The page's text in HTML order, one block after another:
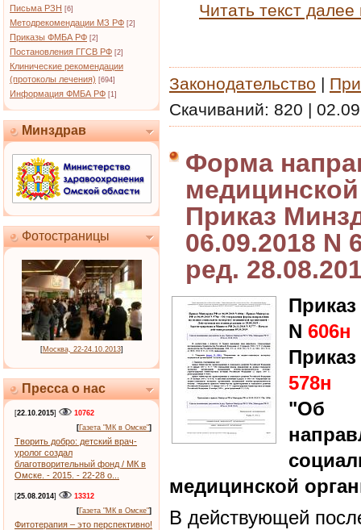
Письма РЗН [6]
Методрекомендации МЗ РФ [2]
Приказы ФМБА РФ [2]
Постановления ГГСВ РФ [2]
Клинические рекомендации
(протоколы лечения) [694]
Информация ФМБА РФ [1]
Минздрав
Фотостраницы
[Москва, 22-24.10.2013]
Пресса о нас
[22.10.2015]
10762
[Газета "МК в Омске"]
Творить добро: детский врач-
уролог создал
благотворительный фонд / МК в
Омске. - 2015. - 22-28 о...
[25.08.2014]
13312
[Газета "МК в Омске"]
Фитотерапия – это перспективно!
Читать текст
Законодательство |
Скачиваний: 820 |
Форма
Приказ
06.09.2018 N
ред.
N 606н
578н
"Об
медицинской
В действующей